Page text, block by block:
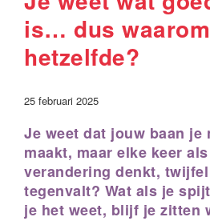
is… dus
hetzelfde?
25 februari 2025
Je weet dat jouw baan je
maakt, maar elke keer
verandering denkt,
tegenvalt? Wat als je
je het weet, blijf je zitten